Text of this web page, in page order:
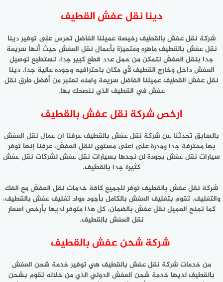
دينا نقل عفش القطيف
شركة نقل عفش بالقطيف رخيصة عميلنا الفاضل تحرص على توفير دينا
نقل عفش بالقطيف ماهره ومتميزة بأعمال نقل العفش حيث أنها سريعة
جدا بنقل العفش تتمكن من حمل عدد قطع كبير جدا، تستطيع توصيل
العفش داخل وخارج القطيف لأي مكان باحترافيه وجوده عالية جدا، دينا
نقل عفش القطيف عميلنا الفاضل سريعة وامنه تعتبر من أفضل طرق نقل
عفش في القطيف الذي ننصحك بها.
ارخص شركة نقل عفش بالقطيف
بالسابق تحدثنا عن شركة نقل عفش بالقطيف عرفنا ان عمال نقل العفش
بها محترفة جدا ومدرة على اعلى مستوى لنقل العفش، عرفنا إنها توفر
سيارات نقل عفش بجودة لن نجدها بسيارات نقل عفش لشركات نقل عفش
كثيرة جدا بالقطيف.
شركة نقل عفش بالقطيف توفر للجميع كافة خدمات نقل العفش مع الفك
والتغليف، تقوم بتغليف العفش بالكامل بأجود مواد تغليف عفش بالقطيف،
كما تمنح العميل نقل عفش بالضمان، كل هذا متوفر لديها بأرخص اسعار
نقل العفش بالقطيف.
شركة شحن عفش بالقطيف
من خدمات شركة نقل عفش بالقطيف هي توفير خدمة شحن العفش
بالقطيف لديها خدمة شحن العفش الدولي الذي من خلاله تقوم بشحن